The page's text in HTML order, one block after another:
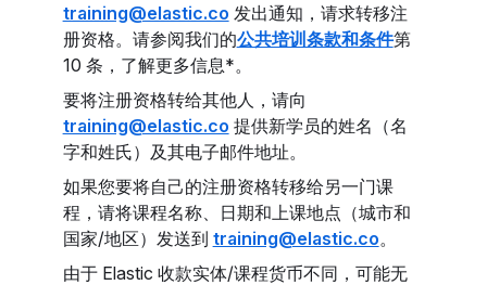
training@elastic.co 发出通知，请求转移注
册资格。请参阅我们的公共培训条款和条件第
10 条，了解更多信息*。
要将注册资格转给其他人，请向
training@elastic.co 提供新学员的姓名（名
字和姓氏）及其电子邮件地址。
如果您要将自己的注册资格转移给另一门课
程，请将课程名称、日期和上课地点（城市和
国家/地区）发送到 training@elastic.co。
由于 Elastic 收款实体/课程货币不同，可能无